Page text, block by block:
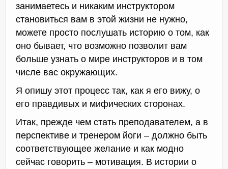
занимаетесь и никаким инструктором
становиться вам в этой жизни не нужно,
можете просто послушать историю о том, как
оно бывает, что возможно позволит вам
больше узнать о мире инструкторов и в том
числе вас окружающих.
Я опишу этот процесс так, как я его вижу, о
его правдивых и мифических сторонах.
Итак, прежде чем стать преподавателем, а в
перспективе и тренером йоги – должно быть
соответствующее желание и как модно
сейчас говорить – мотивация. В истории о